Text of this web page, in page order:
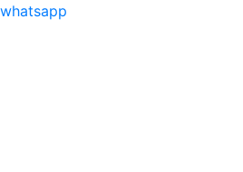
whatsapp